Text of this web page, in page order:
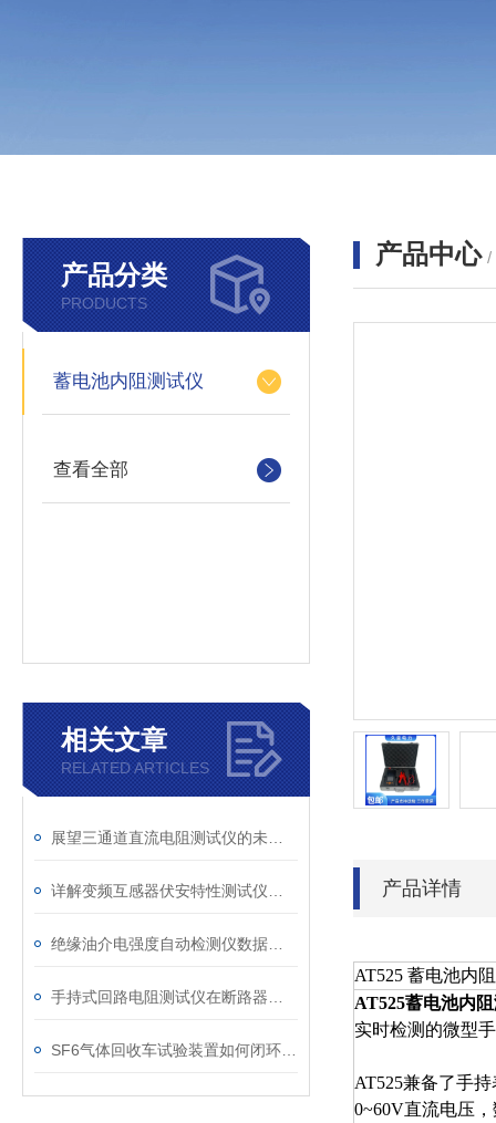
产品分类
PRODUCTS
蓄电池内阻测试仪
查看全部
相关文章
RELATED ARTICLES
产品中心 /
产品详情
AT525 蓄电池内
AT525蓄电池内
实时检测的微型
AT525兼备了手
0~60V直流电压